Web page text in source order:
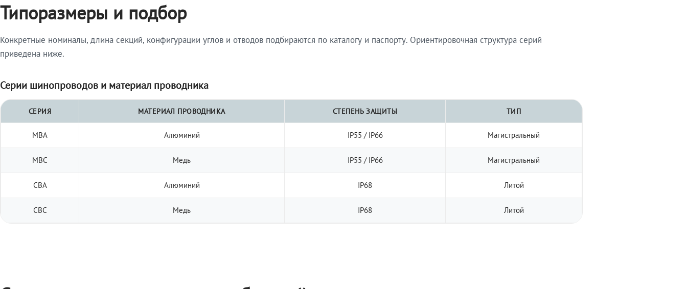
Типоразмеры и подбор
Конкретные номиналы, длина секций, конфигурации углов и отводов подбираются по каталогу и паспорту. Ориентировочная структура серий
приведена ниже.
Серии шинопроводов и материал проводника
СЕРИЯ МАТЕРИАЛ ПРОВОДНИКА СТЕПЕНЬ ЗАЩИТЫ ТИП
МВА Алюминий IP55 / IP66 Магистральный
МВС Медь IP55 / IP66 Магистральный
СВА Алюминий IP68 Литой
СВС Медь IP68 Литой